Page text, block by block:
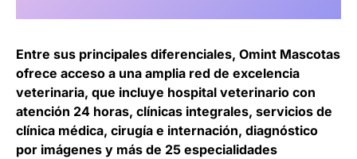
Entre sus principales diferenciales, Omint Mascotas
ofrece acceso a una amplia red de excelencia
veterinaria, que incluye hospital veterinario con
atención 24 horas, clínicas integrales, servicios de
clínica médica, cirugía e internación, diagnóstico
por imágenes y más de 25 especialidades